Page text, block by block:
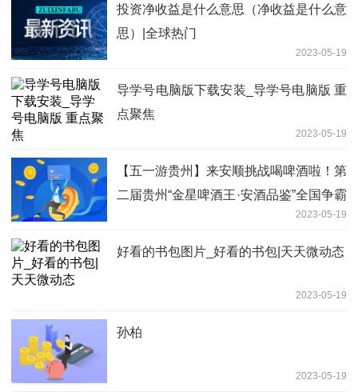
投资净收益是什么意思（净收益是什么意
思）|全球热门
2023-05-19
导学号电脑版下载安装_导学号电脑版 重
点聚焦
2023-05-19
【五一游贵州】来安顺挑战喝啤酒啦！第
二届贵州“金星啤酒王·安酒品鉴”全国争霸
2023-05-19
好看的书包图片_好看的书包|天天微动态
2023-05-19
孙柏
2023-05-19